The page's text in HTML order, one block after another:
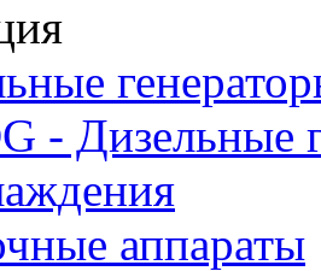
- Дизельные
аппараты